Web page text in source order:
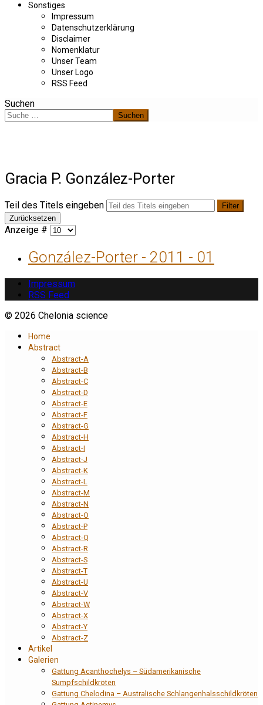
Sonstiges
Impressum
Datenschutzerklärung
Disclaimer
Nomenklatur
Unser Team
Unser Logo
RSS Feed
Suchen
Suchen
Gracia P. González-Porter
Teil des Titels eingeben
Filter
Zurücksetzen
Anzeige #
González-Porter - 2011 - 01
Impressum
RSS Feed
© 2026 Chelonia science
Home
Abstract
Abstract-A
Abstract-B
Abstract-C
Abstract-D
Abstract-E
Abstract-F
Abstract-G
Abstract-H
Abstract-I
Abstract-J
Abstract-K
Abstract-L
Abstract-M
Abstract-N
Abstract-O
Abstract-P
Abstract-Q
Abstract-R
Abstract-S
Abstract-T
Abstract-U
Abstract-V
Abstract-W
Abstract-X
Abstract-Y
Abstract-Z
Artikel
Galerien
Gattung Acanthochelys – Südamerikanische
Sumpfschildkröten
Gattung Chelodina – Australische Schlangenhalsschildkröten